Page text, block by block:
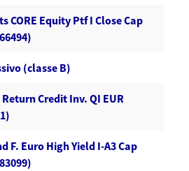
CORE Equity Ptf I Close Cap
(classe B)
Return Credit Inv. QI EUR
F. Euro High Yield I-A3 Cap